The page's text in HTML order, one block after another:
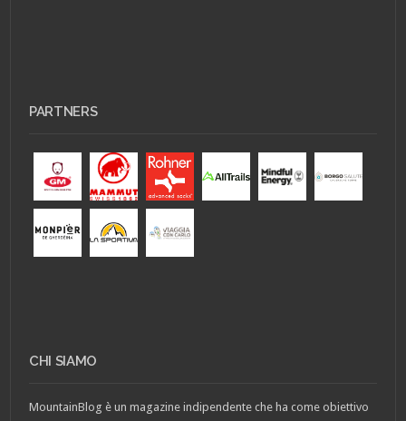
PARTNERS
CHI SIAMO
MountainBlog è un magazine indipendente che ha come obiettivo